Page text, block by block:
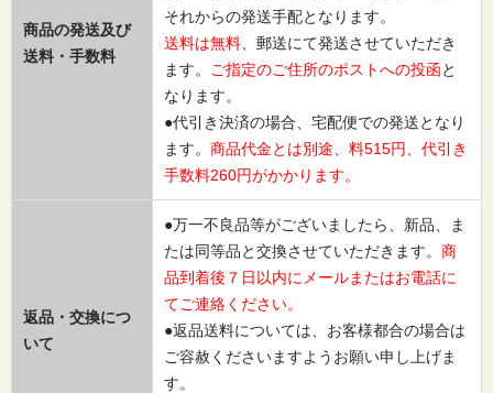
商品の発送及び
送料・手数料
それからの発送手配となります。
送料は無料 、郵送にて発送させていただき
ます。
ご指定のご住所のポストへの投函と
なります。
●代引き決済の場合、宅配便での発送となり
ます。 商品代金とは別途、料515円、代引き
手数料260円がかかります。
返品・交換につ
いて
●万一不良品等がございましたら、新品、ま
たは同等品と交換させていただきます。 商
品到着後７日以内にメールまたはお電話に
てご連絡ください。
●返品送料については、お客様都合の場合は
ご容赦くださいますようお願い申し上げま
す。